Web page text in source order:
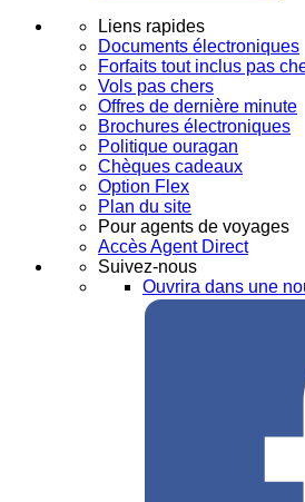
Liens rapides
Documents électroniques
Forfaits tout inclus pas
Vols pas chers
Offres de dernière minute
Brochures électroniques
Politique ouragan
Chèques cadeaux
Option Flex
Plan du site
Pour agents de voyages
Accès Agent Direct
Suivez-nous
Ouvrira dans une